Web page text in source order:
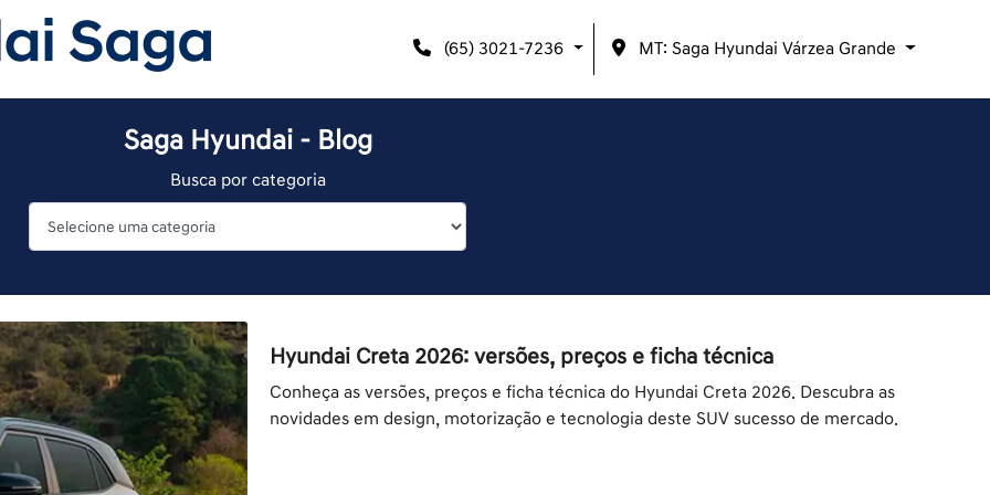
(65) 3021-7236 MT: Saga Hyundai Várzea Grande
Saga Hyundai - Blog
Busca por categoria
Hyundai Creta 2026: versões, preços e ficha técnica
Conheça as versões, preços e ficha técnica do Hyundai Creta 2026. Descubra as
novidades em design, motorização e tecnologia deste SUV sucesso de mercado.